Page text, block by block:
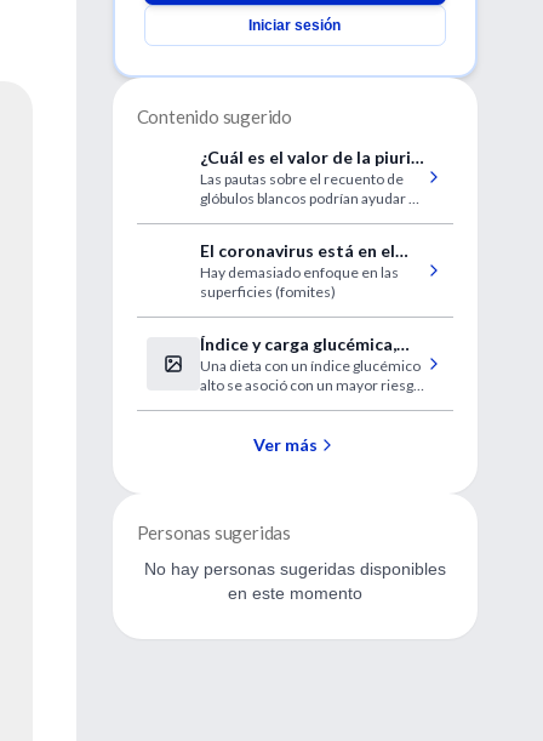
Iniciar sesión
Contenido sugerido
¿Cuál es el valor de la piuria
en la infección urinaria?
Las pautas sobre el recuento de
glóbulos blancos podrían ayudar a
El coronavirus está en el
aire
Hay demasiado enfoque en las
superficies (fomites)
Índice y carga glucémica,
enfermedad cardiovascular
y mortalidad
Una dieta con un índice glucémico
alto se asoció con un mayor riesgo
Ver más
Personas sugeridas
No hay personas sugeridas disponibles
en este momento